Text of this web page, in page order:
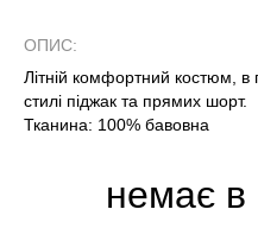
ОПИС:
Літній комфортний костюм, в
стилі піджак та прямих шорт.
Тканина: 100% бавовна
немає в